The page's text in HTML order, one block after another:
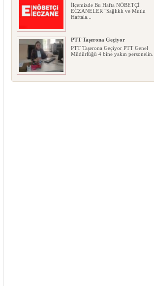
İlçemizde Bu Hafta NÖBETÇİ
ECZANELER "Sağlıklı ve Mutlu
Haftala...
PTT Taşerona Geçiyor
PTT Taşerona Geçiyor PTT Genel
Müdürlüğü 4 bine yakın personelin...
Erhan Parlar vefat etti